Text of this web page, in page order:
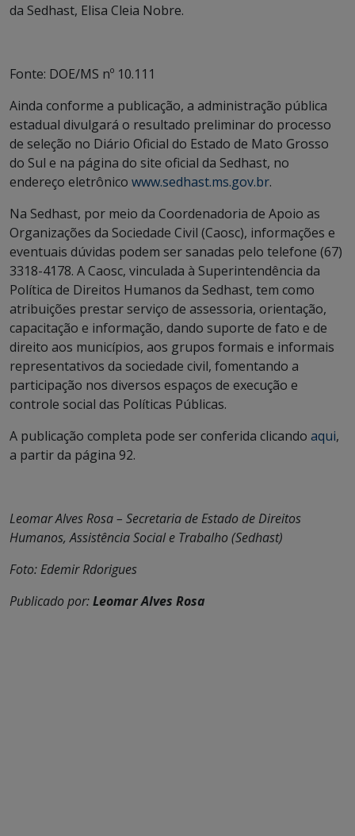
da Sedhast, Elisa Cleia Nobre.
Fonte: DOE/MS nº 10.111
Ainda conforme a publicação, a administração pública
estadual divulgará o resultado preliminar do processo
de seleção no Diário Oficial do Estado de Mato Grosso
do Sul e na página do site oficial da Sedhast, no
endereço eletrônico www.sedhast.ms.gov.br.
Na Sedhast, por meio da Coordenadoria de Apoio as
Organizações da Sociedade Civil (Caosc), informações e
eventuais dúvidas podem ser sanadas pelo telefone (67)
3318-4178. A Caosc, vinculada à Superintendência da
Política de Direitos Humanos da Sedhast, tem como
atribuições prestar serviço de assessoria, orientação,
capacitação e informação, dando suporte de fato e de
direito aos municípios, aos grupos formais e informais
representativos da sociedade civil, fomentando a
participação nos diversos espaços de execução e
controle social das Políticas Públicas.
A publicação completa pode ser conferida clicando aqui,
a partir da página 92.
Leomar Alves Rosa – Secretaria de Estado de Direitos
Humanos, Assistência Social e Trabalho (Sedhast)
Foto: Edemir Rdorigues
Publicado por:Leomar Alves Rosa